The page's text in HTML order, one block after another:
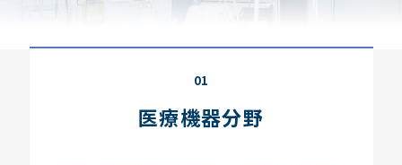
01
医療機器分野